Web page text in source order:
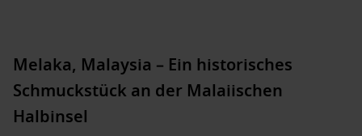
Melaka, Malaysia – Ein historisches
Schmuckstück an der Malaiischen
Halbinsel